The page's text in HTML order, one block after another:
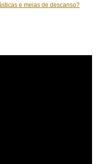
e meias de descanso?